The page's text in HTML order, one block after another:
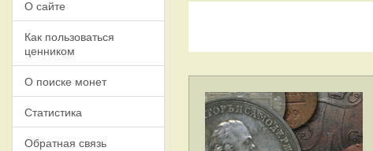
О сайте
Как пользоваться
ценником
О поиске монет
Статистика
Обратная связь